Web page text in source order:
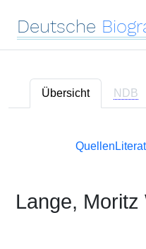
Deutsche
Übersicht NDB
Quellen
Lange, Moritz